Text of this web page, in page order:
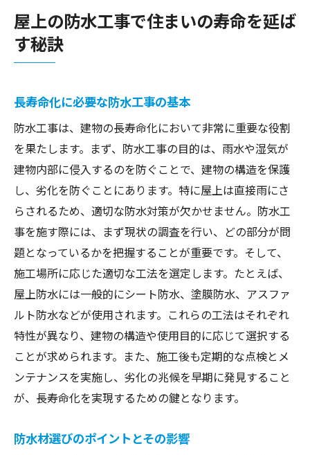
住まいを守るためのメンテナンス計画
防水工事で雨漏り対策！安心な住環境を実現す
る方法
防水工事で環境変化に対応するテクニック
家庭でできる雨漏り予防策
施工後の確認ポイントと対応策
雨漏りトラブルを防ぐための維持管理
住まいの快適性を高める工夫
信頼できる防水工事業者を選ぶためのチェック
ポイント
業者選びの基準と信頼性の見極め方
施工実績を確認する際の注意点
業者の技術力を評価する方法
使用材料の質とその選び方
アフターサービスの重要性
契約前に確認すべき事項
効果的な防水工法の種類と選定方法を解説
屋上の防水工事で住まいの寿命を延ば
す秘訣
長寿命化に必要な防水工事の基本
防水工事は、建物の長寿命化において非常に重要な役割
を果たします。まず、防水工事の目的は、雨水や湿気が
建物内部に侵入するのを防ぐことで、建物の構造を保護
し、劣化を防ぐことにあります。特に屋上は直接雨にさ
らされるため、適切な防水対策が欠かせません。防水工
事を施す際には、まず現状の調査を行い、どの部分が問
題となっているかを把握することが重要です。そして、
施工場所に応じた適切な工法を選定します。たとえば、
屋上防水には一般的にシート防水、塗膜防水、アスファ
ルト防水などが使用されます。これらの工法はそれぞれ
特性が異なり、建物の構造や使用目的に応じて選択する
ことが求められます。また、施工後も定期的な点検とメ
ンテナンスを実施し、劣化の兆候を早期に発見すること
が、長寿命化を実現するための鍵となります。
防水材選びのポイントとその影響